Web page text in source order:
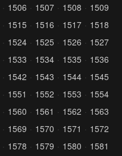
1506 1507 1508
1509
1515 1516 1517
1518
1524 1525 1526
1527
1533 1534 1535
1536
1542 1543 1544
1545
1551 1552 1553
1554
1560 1561 1562
1563
1569 1570 1571
1572
1578 1579 1580
1581